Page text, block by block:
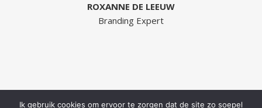
ROXANNE DE LEEUW
Branding Expert
Ik gebruik cookies om ervoor te zorgen dat de site zo soepel